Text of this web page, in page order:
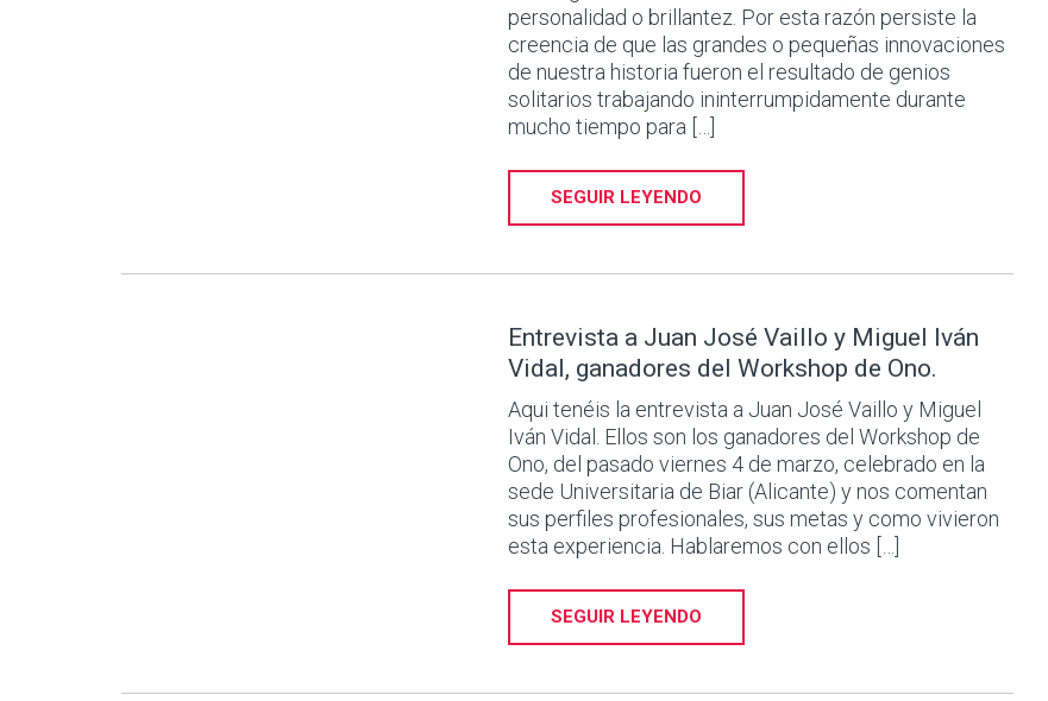
personalidad o brillantez. Por esta razón persiste la
creencia de que las grandes o pequeñas innovaciones
de nuestra historia fueron el resultado de genios
solitarios trabajando ininterrumpidamente durante
mucho tiempo para […]
SEGUIR LEYENDO
Entrevista a Juan José Vaillo y Miguel Iván
Vidal, ganadores del Workshop de Ono.
Aqui tenéis la entrevista a Juan José Vaillo y Miguel
Iván Vidal. Ellos son los ganadores del Workshop de
Ono, del pasado viernes 4 de marzo, celebrado en la
sede Universitaria de Biar (Alicante) y nos comentan
sus perfiles profesionales, sus metas y como vivieron
esta experiencia. Hablaremos con ellos […]
SEGUIR LEYENDO